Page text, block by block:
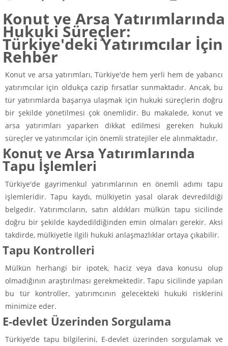
Konut ve Arsa Yatırımlarında
Hukuki Süreçler:
Türkiye'deki Yatırımcılar İçin
Rehber
Konut ve arsa yatırımları, Türkiye'de hem yerli hem de yabancı
yatırımcılar için oldukça cazip fırsatlar sunmaktadır. Ancak, bu
tür yatırımlarda başarıya ulaşmak için hukuki süreçlerin doğru
bir şekilde yönetilmesi çok önemlidir. Bu makalede, konut ve
arsa yatırımları yaparken dikkat edilmesi gereken hukuki
süreçler ve yatırımcılar için önemli stratejiler ele alınmaktadır.
Konut ve Arsa Yatırımlarında
Tapu İşlemleri
Türkiye'de gayrimenkul yatırımlarının en önemli adımı tapu
işlemleridir. Tapu kaydı, mülkiyetin yasal olarak devredildiği
belgedir. Yatırımcıların, satın aldıkları mülkün tapu sicilinde
doğru bir şekilde kaydedildiğinden emin olmaları gerekir. Aksi
takdirde, mülkiyetle ilgili hukuki anlaşmazlıklar ortaya çıkabilir.
Tapu Kontrolleri
Mülkün herhangi bir ipotek, haciz veya dava konusu olup
olmadığının araştırılması gerekmektedir. Tapu sicilinde yapılan
bu tür kontroller, yatırımcının gelecekteki hukuki risklerini
minimize eder.
E-devlet Üzerinden Sorgulama
Türkiye’de tapu bilgilerini, E-devlet üzerinden sorgulamak ve